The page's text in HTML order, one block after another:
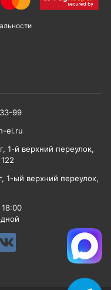
99
el.ru
, 1-й верхний переулок,
, 1-ый верхний переулок,